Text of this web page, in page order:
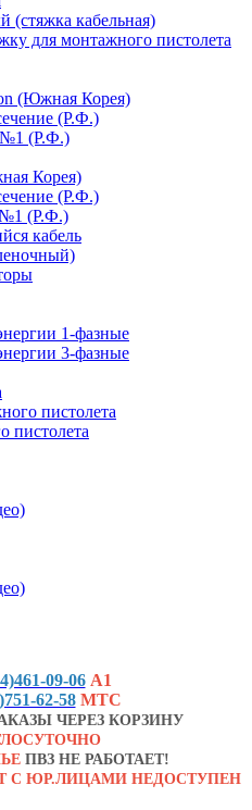
(стяжка кабельная)
для монтажного пистолета
(Южная Корея)
(Р.Ф.)
(Р.Ф.)
Корея)
(Р.Ф.)
(Р.Ф.)
кабель
1-фазные
3-фазные
пистолета
пистолета
09-06 А1
62-58 МТС
ЧЕРЕЗ КОРЗИНУ
ПВЗ НЕ РАБОТАЕТ!
С ЮР.ЛИЦАМИ НЕДОСТУПЕН